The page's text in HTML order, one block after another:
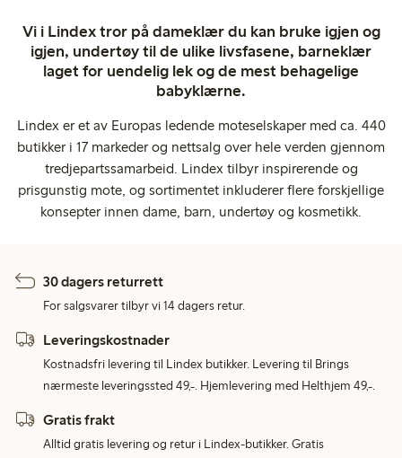
Vi i Lindex tror på dameklær du kan bruke igjen og
igjen, undertøy til de ulike livsfasene, barneklær
laget for uendelig lek og de mest behagelige
babyklærne.
Lindex er et av Europas ledende moteselskaper med ca. 440
butikker i 17 markeder og nettsalg over hele verden gjennom
tredjepartssamarbeid. Lindex tilbyr inspirerende og
prisgunstig mote, og sortimentet inkluderer flere forskjellige
konsepter innen dame, barn, undertøy og kosmetikk.
30 dagers returrett
For salgsvarer tilbyr vi 14 dagers retur.
Leveringskostnader
Kostnadsfri levering til Lindex butikker. Levering til Brings
nærmeste leveringssted 49,-. Hjemlevering med Helthjem 49,-.
Gratis frakt
Alltid gratis levering og retur i Lindex-butikker. Gratis